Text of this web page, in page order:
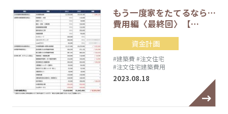
もう一度家をたてるなら…
費用編〈最終回〉【…
資金計画
#建築費 #注文住宅
#注文住宅建築費用
2023.08.18